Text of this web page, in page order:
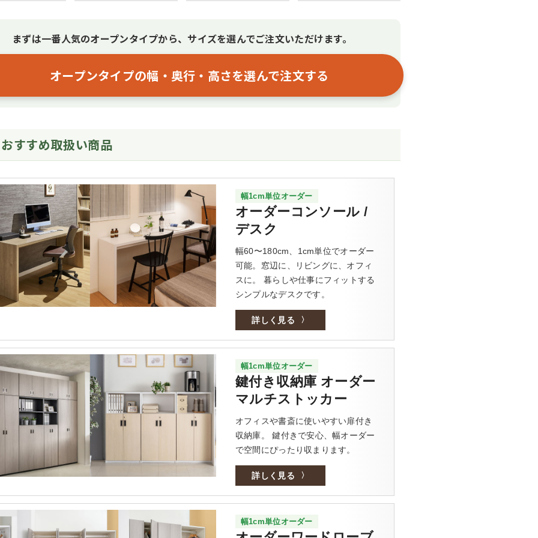
まずは一番人気のオープンタイプから、サイズを選んでご注文いただけます。
オープンタイプの幅・奥行・高さを選んで注文する
すすめ取扱い商品
幅1cm単位オーダー
オーダーコンソール /
デスク
幅60〜180cm、1cm単位でオーダー
可能。窓辺に、リビングに、オフィ
スに。 暮らしや仕事にフィットする
シンプルなデスクです。
詳しく見る
幅1cm単位オーダー
鍵付き収納庫 オーダー
マルチストッカー
オフィスや書斎に使いやすい扉付き
収納庫。 鍵付きで安心、幅オーダー
で空間にぴったり収まります。
詳しく見る
幅1cm単位オーダー